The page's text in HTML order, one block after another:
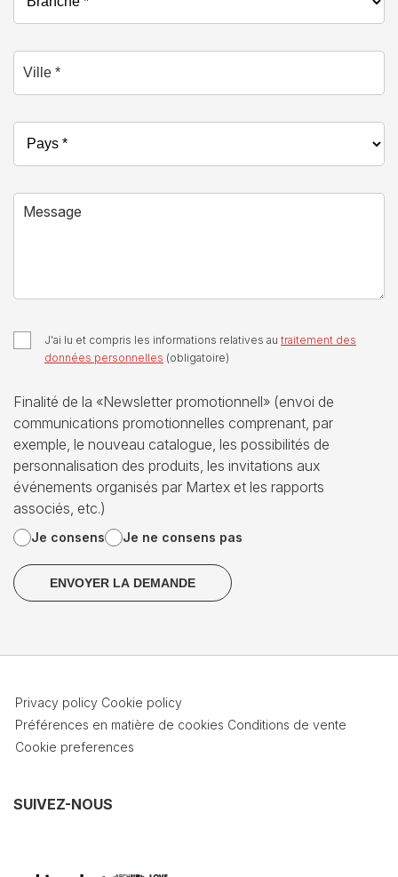
J'ai lu et compris les informations relatives au traitement des
données personnelles (obligatoire)
Finalité de la «Newsletter promotionnell» (envoi de
communications promotionnelles comprenant, par
exemple, le nouveau catalogue, les possibilités de
personnalisation des produits, les invitations aux
événements organisés par Martex et les rapports
associés, etc.)
Je consens Je ne consens pas
Privacy policy Cookie policy
Préférences en matière de cookies Conditions de vente
Cookie preferences
SUIVEZ-NOUS